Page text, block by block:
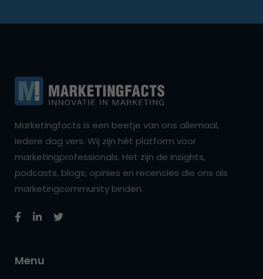
Marketingfacts is een beetje van ons allemaal,
iedere dag vers. Wij zijn hét platform voor
marketingprofessionals. Het zijn de insights,
podcasts, blogs, opinies en recencies die ons als
marketingcommunity binden.
Menu